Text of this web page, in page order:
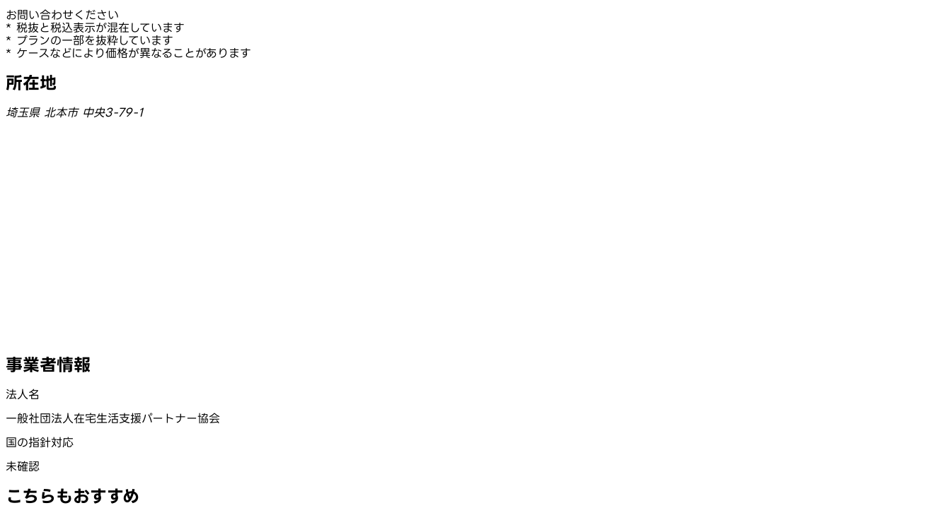
お問い合わせください
* 税抜と税込表示が混在しています
* プランの一部を抜粋しています
* ケースなどにより価格が異なることがあります
所在地
埼玉県 北本市 中央3-79-1
事業者情報
法人名
一般社団法人在宅生活支援パートナー協会
国の指針対応
未確認
こちらもおすすめ